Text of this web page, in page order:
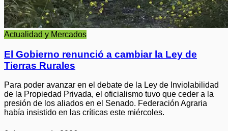
Actualidad y Mercados
El Gobierno renunció a cambiar la Ley de
Tierras Rurales
Para poder avanzar en el debate de la Ley de Inviolabilidad
de la Propiedad Privada, el oficialismo tuvo que ceder a la
presión de los aliados en el Senado. Federación Agraria
había insistido en las críticas este miércoles.